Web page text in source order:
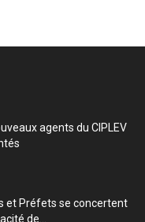
agents du CIPLEV
et Préfets se concertent
de...